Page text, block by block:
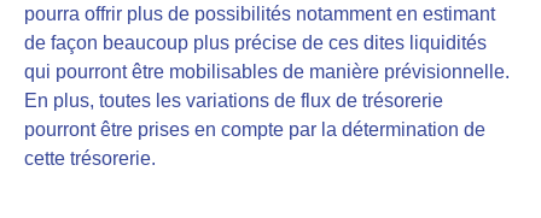
pourra offrir plus de possibilités notamment en estimant
de façon beaucoup plus précise de ces dites liquidités
qui pourront être mobilisables de manière prévisionnelle.
En plus, toutes les variations de flux de trésorerie
pourront être prises en compte par la détermination de
cette trésorerie.